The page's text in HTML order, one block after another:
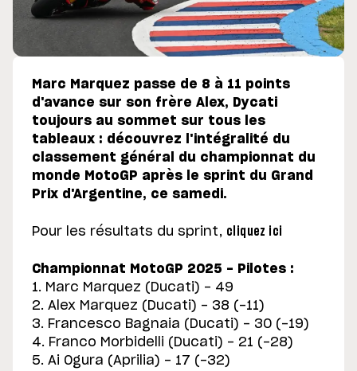
Marc Marquez passe de 8 à 11 points
d'avance sur son frère Alex, Dycati
toujours au sommet sur tous les
tableaux : découvrez l'intégralité du
classement général du championnat du
monde MotoGP après le sprint du Grand
Prix d'Argentine, ce samedi.
Pour les résultats du sprint, cliquez ici
Championnat MotoGP 2025 - Pilotes :
1. Marc Marquez (Ducati) - 49
2. Alex Marquez (Ducati) - 38 (-11)
3. Francesco Bagnaia (Ducati) - 30 (-19)
4. Franco Morbidelli (Ducati) - 21 (-28)
5. Ai Ogura (Aprilia) - 17 (-32)